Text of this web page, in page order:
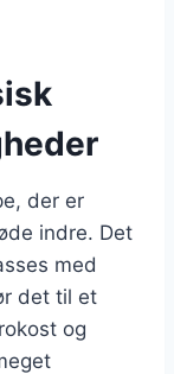
der er
indre. Det
med
det til et
og